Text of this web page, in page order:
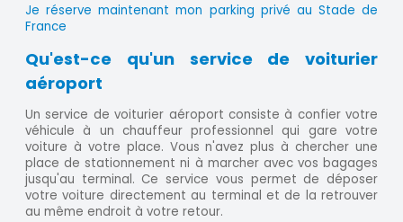
Je réserve maintenant mon parking privé au Stade de
France
Qu'est-ce qu'un service de voiturier
aéroport
Un service de voiturier aéroport consiste à confier votre
véhicule à un chauffeur professionnel qui gare votre
voiture à votre place. Vous n'avez plus à chercher une
place de stationnement ni à marcher avec vos bagages
jusqu'au terminal. Ce service vous permet de déposer
votre voiture directement au terminal et de la retrouver
au même endroit à votre retour.